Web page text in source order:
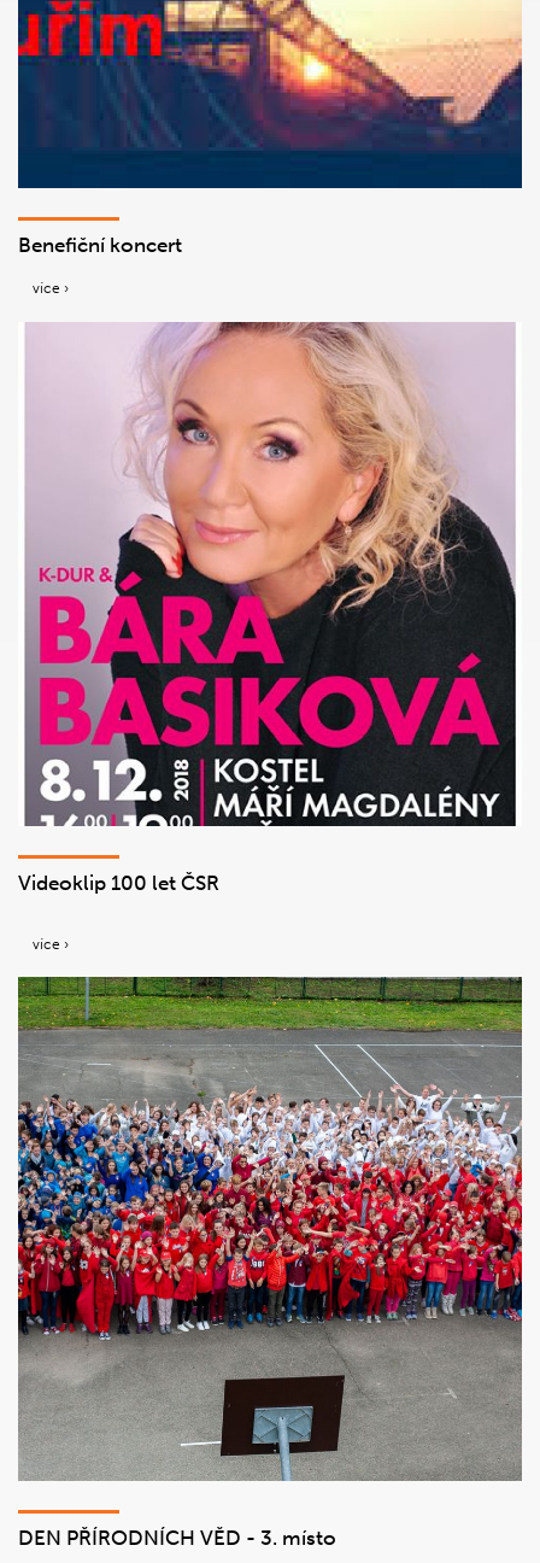
Benefiční koncert
více ›
Videoklip 100 let ČSR
více ›
DEN PŘÍRODNÍCH VĚD - 3. místo